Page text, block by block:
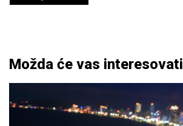
Možda će vas interesovati